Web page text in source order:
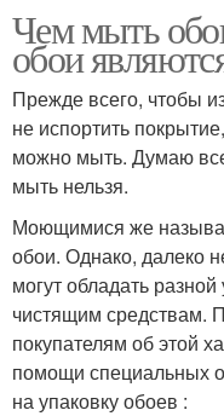
Чем мыть
обои
Прежде всего, чтобы
не испортить
можно мыть. Думаю
мыть нельзя.
Моющимися же
обои. Однако, далеко
могут обладать
чистящим средствам.
покупателям об этой
помощи специальных
на упаковку обоев :